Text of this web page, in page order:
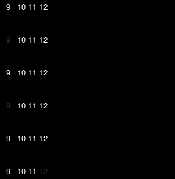
9 10 11 12
9 10 11 12
9 10 11 12
9 10 11 12
9 10 11 12
9 10 11 12